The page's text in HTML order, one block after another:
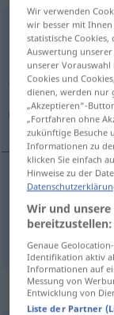
ausführlich
Übersicht
(Für mehr Details
مفصل, دقیق
Wir verwenden
wir besser mit
statistische
Auswertung
unserer
Cookies und
dienen, werden nur
„Akzeptieren“-
„Fortfahren ohne
zukünftige Besuche
Informationen zu
klicken Sie einfach
Hinweise zu der
Wir und
bereitzustellen:
Genaue
Identifikation aktiv
Informationen auf
Messung von
Entwicklung von
Liste der Partner